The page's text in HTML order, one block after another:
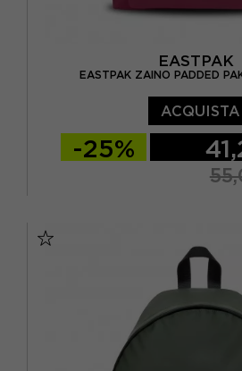
EASTPAK
EASTPAK ZAINO PADDED
ACQUISTA
-25%